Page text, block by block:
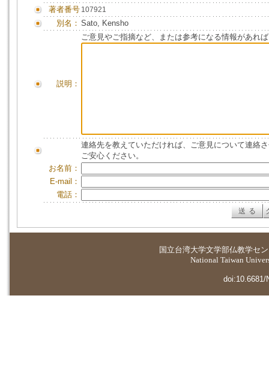
著者番号 107921
別名： Sato, Kensho
説明：
ご意見やご指摘など、または参考になる情報があれ
連絡先を教えていただければ、ご意見について連絡
ご安心ください。
お名前：
E-mail：
電話：
国立台湾大学文学部仏教学セ
National Taiwan
doi:10.6681/